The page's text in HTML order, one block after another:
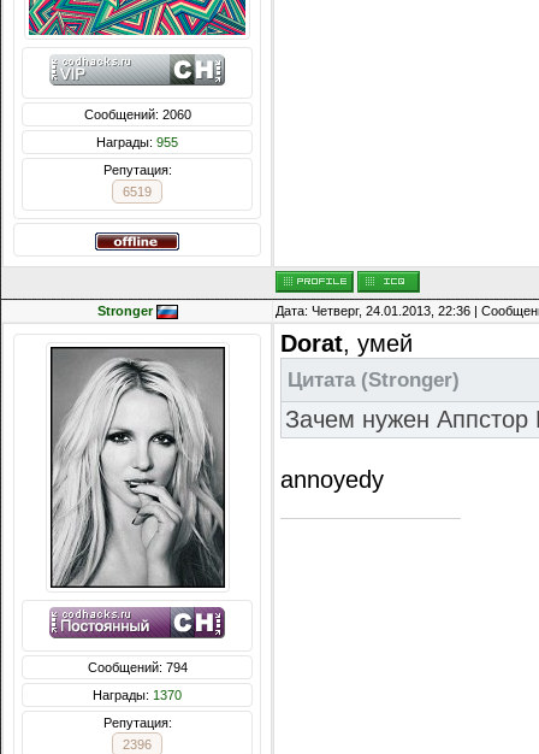
Сообщений: 2060
Награды: 955
Репутация:
6519
Stronger Дата: Четверг, 24.01.2013, 22:36 |
Сообщений: 794
Награды: 1370
Репутация:
2396
Dorat, умей
Цитата(Stronger)
Зачем нужен Аппстор
annoyedy